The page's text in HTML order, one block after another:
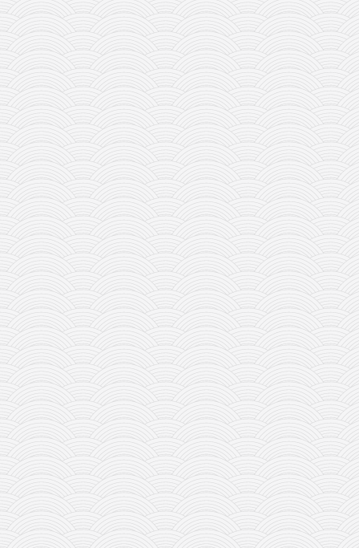
članarina
kontakt
besplatna e-knjiga
termini treninga
moja priča
moja priča
fotke
kontakt